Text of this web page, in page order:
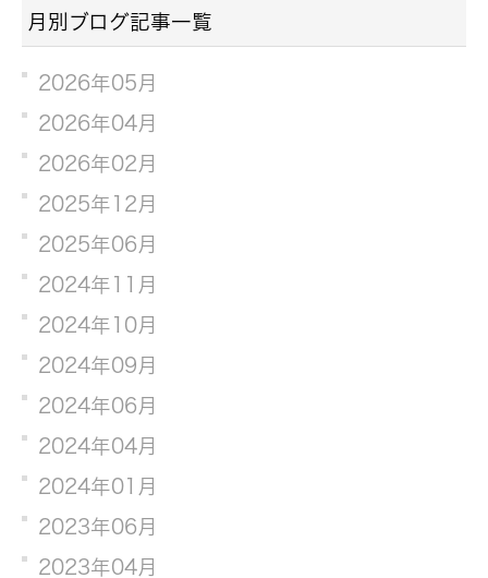
月別ブログ記事一覧
2026年05月
2026年04月
2026年02月
2025年12月
2025年06月
2024年11月
2024年10月
2024年09月
2024年06月
2024年04月
2024年01月
2023年06月
2023年04月